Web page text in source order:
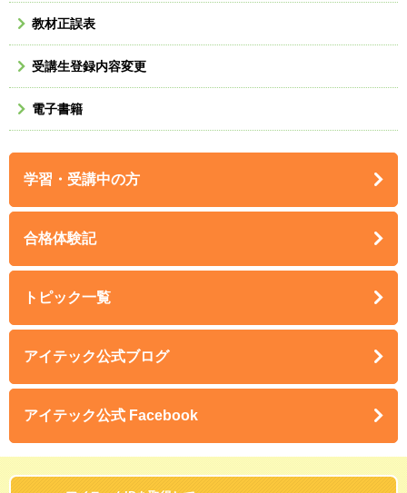
教材正誤表
受講生登録内容変更
電子書籍
学習・受講中の方
合格体験記
トピック一覧
アイテック公式ブログ
アイテック公式 Facebook